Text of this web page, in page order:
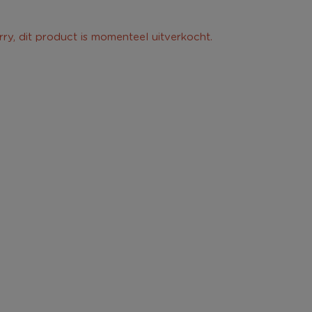
dit product is momenteel uitverkocht.